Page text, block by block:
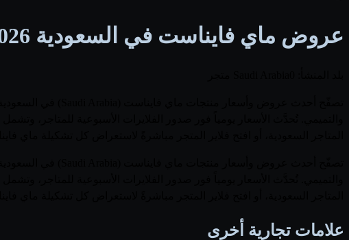
عروض ماي فايناست في السعودية 2026
علامات تجارية أخرى